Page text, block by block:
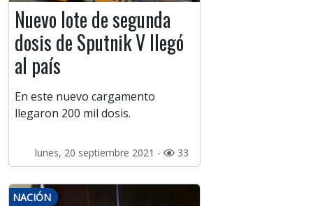
Nuevo lote de segunda
dosis de Sputnik V llegó
al país
En este nuevo cargamento
llegaron 200 mil dosis.
lunes, 20 septiembre 2021 - 33
NACIÓN